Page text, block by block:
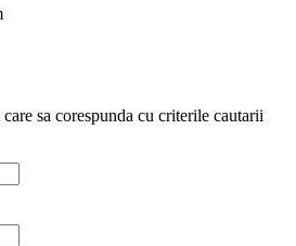
sa corespunda cu criterile cautarii